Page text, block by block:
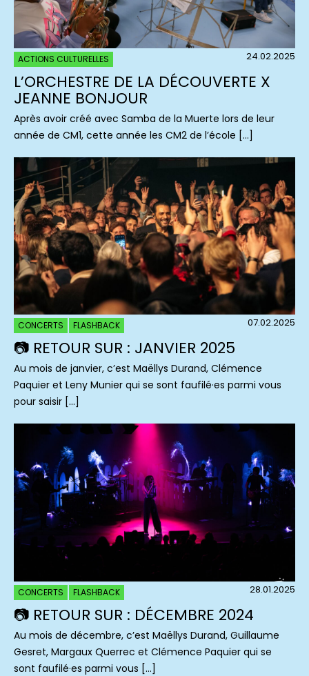
ACTIONS CULTURELLES 24.02.2025
L’ORCHESTRE DE LA DÉCOUVERTE X
JEANNE BONJOUR
Après avoir créé avec Samba de la Muerte lors de leur
année de CM1, cette année les CM2 de l’école […]
CONCERTS FLASHBACK 07.02.2025
📷 RETOUR SUR : JANVIER 2025
Au mois de janvier, c’est Maëllys Durand, Clémence
Paquier et Leny Munier qui se sont faufilé·es parmi vous
pour saisir […]
CONCERTS FLASHBACK 28.01.2025
📷 RETOUR SUR : DÉCEMBRE 2024
Au mois de décembre, c’est Maëllys Durand, Guillaume
Gesret, Margaux Querrec et Clémence Paquier qui se
sont faufilé·es parmi vous […]